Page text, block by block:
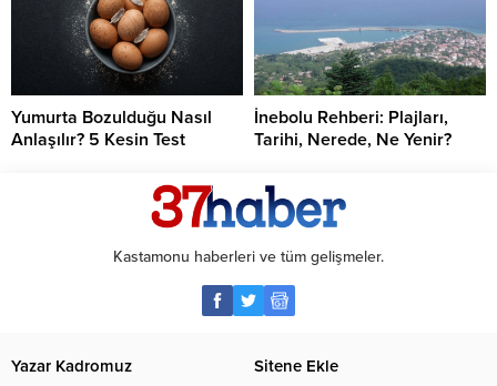
Yumurta Bozulduğu Nasıl
Anlaşılır? 5 Kesin Test
İnebolu Rehberi: Plajları,
Tarihi, Nerede, Ne Yenir?
Kastamonu haberleri ve tüm gelişmeler.
Yazar Kadromuz Sitene Ekle